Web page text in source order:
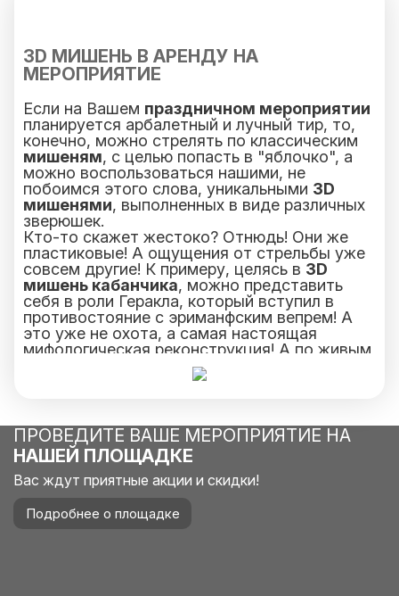
3D МИШЕНЬ В АРЕНДУ НА
МЕРОПРИЯТИЕ
Если на Вашем праздничном мероприятии
планируется арбалетный и лучный тир, то,
конечно, можно стрелять по классическим
мишеням, с целью попасть в "яблочко", а
можно воспользоваться нашими, не
побоимся этого слова, уникальными 3D
мишенями, выполненных в виде различных
зверюшек.
Кто-то скажет жестоко? Отнюдь! Они же
пластиковые! А ощущения от стрельбы уже
совсем другие! К примеру, целясь в 3D
мишень кабанчика, можно представить
себя в роли Геракла, который вступил в
противостояние с эриманфским вепрем! А
это уже не охота, а самая настоящая
мифологическая реконструкция! А по живым
существам, из наших луков и арбалетов, мы
стрелятьникому не даём!
ПРОВЕДИТЕ ВАШЕ МЕРОПРИЯТИЕ НА
НАШЕЙ ПЛОЩАДКЕ
Вас ждут приятные акции и скидки!
Подробнее о площадке